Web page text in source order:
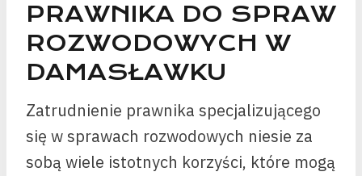
PRAWNIKA DO SPRAW
ROZWODOWYCH W
DAMASŁAWKU
Zatrudnienie prawnika specjalizującego
się w sprawach rozwodowych niesie za
sobą wiele istotnych korzyści, które mogą